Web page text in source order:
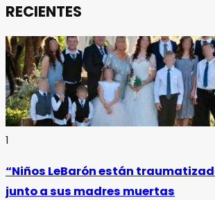
RECIENTES
1
“Niños LeBarón están
junto a sus madres muertas